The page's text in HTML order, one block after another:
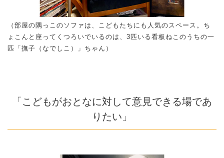
（部屋の隅っこのソファは、こどもたちにも人気のスペース。ち
ょこんと座ってくつろいでいるのは、3匹いる看板ねこのうちの一
匹「撫子（なでしこ）」ちゃん）
「こどもがおとなに対して意見できる場であ
りたい」